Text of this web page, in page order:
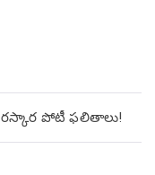
పోటీ ఫలితాలు!